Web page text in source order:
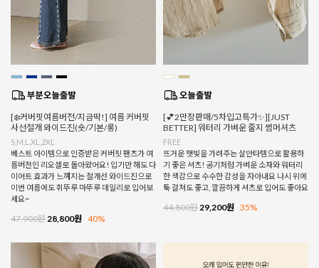
[❄️커버핏여름버전/지금딱!] 여름 커버핏
사선절개 와이드진(숏/기본/롱)
S,M,L,XL,2XL
베스트 아이템으로 인증받은 커버핏 팬츠가 여
름버전인 리오셀로 돌아왔어요! 입기만 해도 다
이어트 효과가 느껴지는 절개선 와이드진으로
이번 여름에도 휘뚜루 마뚜루 데일리로 입어보
세요~
47,900원 28,800원 40%
[💕2만장판매/5차입고특가✨][JUST
BETTER] 워터리 가벼운 줄지 썸머셔츠
FREE
뜨거운 햇빛을 가려주는 살안타템으로 활용하
기 좋은 셔츠! 공기처럼 가벼운 소재와 워터리
한 색감으로 수수한 감성을 자아내요 나시 위에
툭 걸쳐도 좋고, 깔끔하게 셔츠로 입어도 좋아요
44,800원 29,200원 35%